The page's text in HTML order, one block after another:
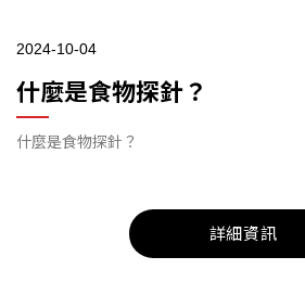
2024-10-04
什麼是食物探針？
什麼是食物探針？
詳細資訊